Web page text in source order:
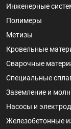
Инженерные
Полимеры
Метизы
Кровельные
Сварочные
Специальные
Заземление и
Насосы и
Железобетонные